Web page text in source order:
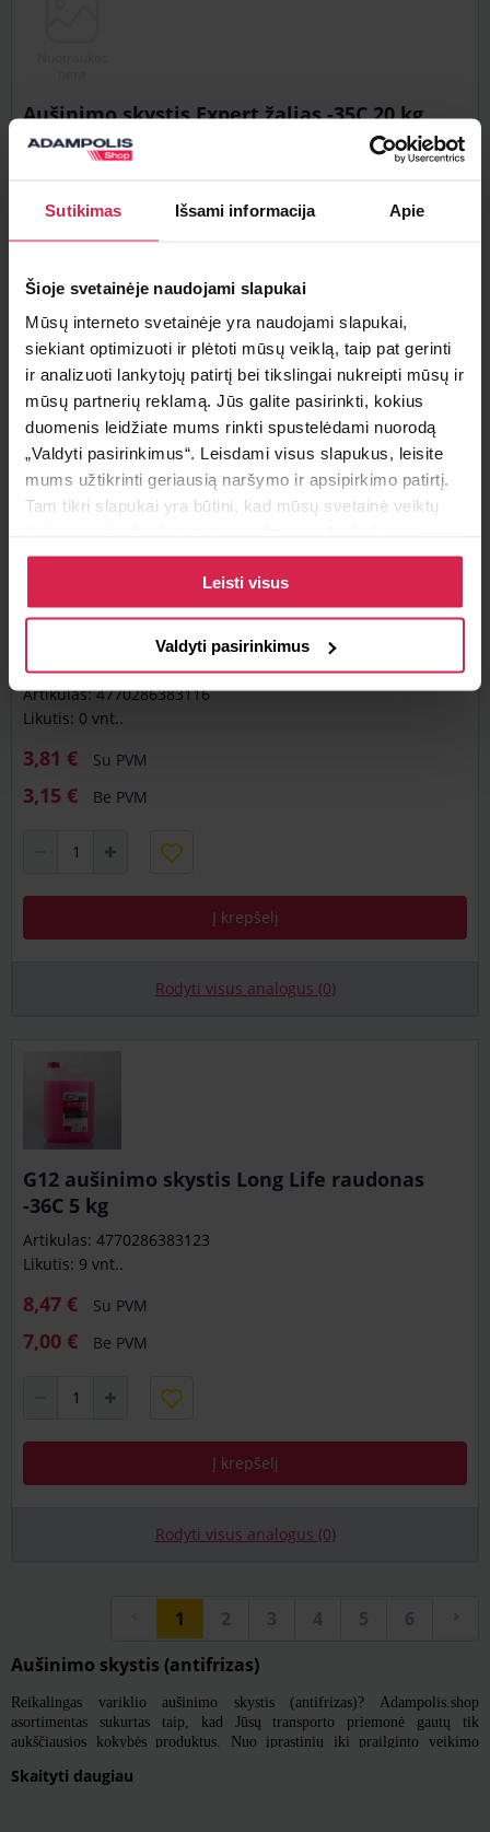
Sutikimas Išsami informacija Apie
Šioje svetainėje naudojami slapukai
Mūsų interneto svetainėje yra naudojami slapukai,
siekiant optimizuoti ir plėtoti mūsų veiklą, taip pat gerinti
ir analizuoti lankytojų patirtį bei tikslingai nukreipti mūsų ir
mūsų partnerių reklamą. Jūs galite pasirinkti, kokius
duomenis leidžiate mums rinkti spustelėdami nuorodą
„Valdyti pasirinkimus“. Leisdami visus slapukus, leisite
mums užtikrinti geriausią naršymo ir apsipirkimo patirtį.
Tam tikri slapukai yra būtini, kad mūsų svetainė veiktų
Daugiau informacijos apie slapukus ir kaip mes juos
naudojame galite rasti mūsų slapukų politikoje, taip pat
https://www.allaboutcookies.org/
Leisti visus
Valdyti pasirinkimus
Aušinimo skystis Expert žalias -35C 20 kg
Artikulas: 4770286383024
37,64 € Su PVM
31,11 €
Į krepšelį
Rodyti visus analogus (0)
G12 aušinimo skystis Long Life raudonas
Artikulas: 4770286383116
Likutis: 0 vnt..
3,81 € Su PVM
3,15 € Be PVM
Į krepšelį
Rodyti visus analogus (0)
G12 aušinimo skystis Long Life raudonas
-36C 5 kg
Artikulas: 4770286383123
Likutis: 9 vnt..
8,47 € Su PVM
7,00 € Be PVM
Į krepšelį
Rodyti visus analogus (0)
1 2 3 4 5
6
Aušinimo skystis (antifrizas)
Reikalingas variklio aušinimo skystis (antifrizas)? Adampolis.shop
asortimentas sukurtas taip, kad Jūsų transporto priemonė gautų tik
aukščiausios kokybės produktus. Nuo įprastinių iki prailginto veikimo
įvairių transporto priemonių poreikius ir užtikrinti optimalų variklio
Skaityti daugiau